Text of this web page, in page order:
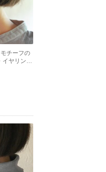
チーフの
イヤリング
】 / テガ
・テガキリ